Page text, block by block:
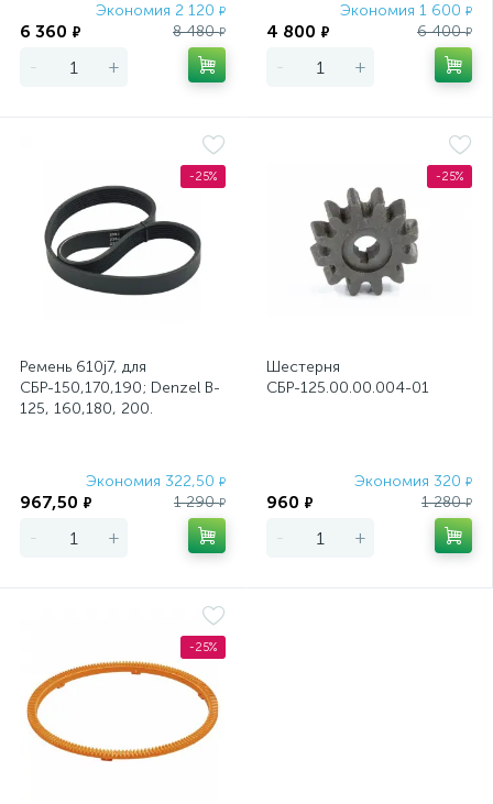
Экономия 2 120 ₽
6 360 ₽ 8 480₽
- +
Экономия 1 600 ₽
4 800 ₽ 6 400₽
- +
-25%
Ремень 610j7, для
СБР-150,170,190; Denzel B-
125, 160,180, 200.
Экономия 322,50 ₽
967,50 ₽ 1 290₽
- +
-25%
Шестерня
СБР-125.00.00.004-01
Экономия 320 ₽
960 ₽ 1 280₽
- +
-25%